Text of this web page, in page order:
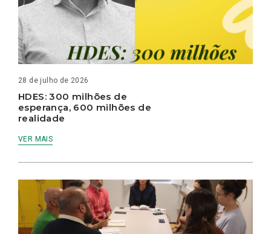
28 de julho de 2026
HDES: 300 milhões de
esperança, 600 milhões de
realidade
VER MAIS